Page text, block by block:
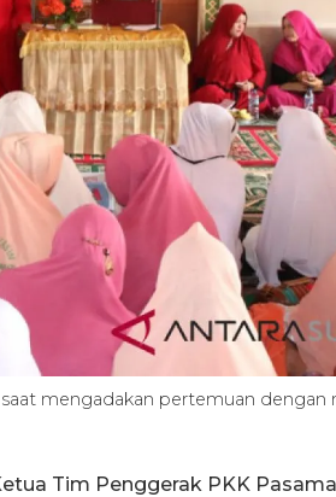
mengadakan pertemuan dengan
Tim Penggerak PKK